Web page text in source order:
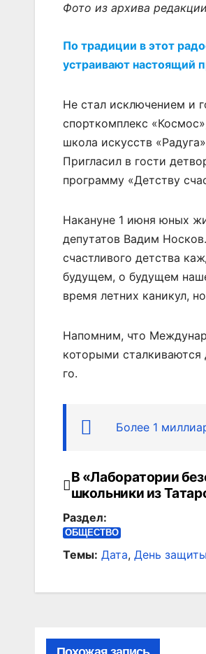
Фото из архива редакции
По традиции в этот
устраивают настоящий
Не стал исключением и
спорткомплекс
школа искусств
Пригласил в гости
программу «Детству
Накануне 1 июня юных
депутатов Вадим
счастливого детства
будущем, о будущем
время летних каникул,
Напомним, что
которыми сталкиваются
го.
Более 1
Навигация
по
записям
В «Лаборатории
школьники из
Раздел:
ОБЩЕСТВО
Темы: Дата, День